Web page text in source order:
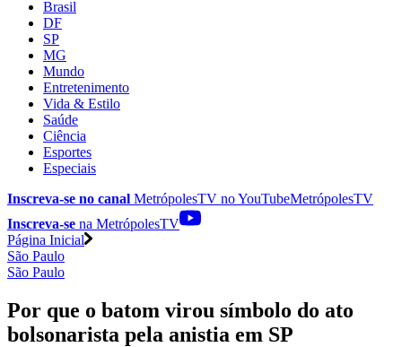
Brasil
DF
SP
MG
Mundo
Entretenimento
Vida & Estilo
Saúde
Ciência
Esportes
Especiais
Inscreva-se no canal MetrópolesTV noYouTubeMetrópolesTV
Inscreva-se na MetrópolesTV
Página Inicial
São Paulo
São Paulo
Por que o batom virou símbolo do ato
bolsonarista pela anistia em SP